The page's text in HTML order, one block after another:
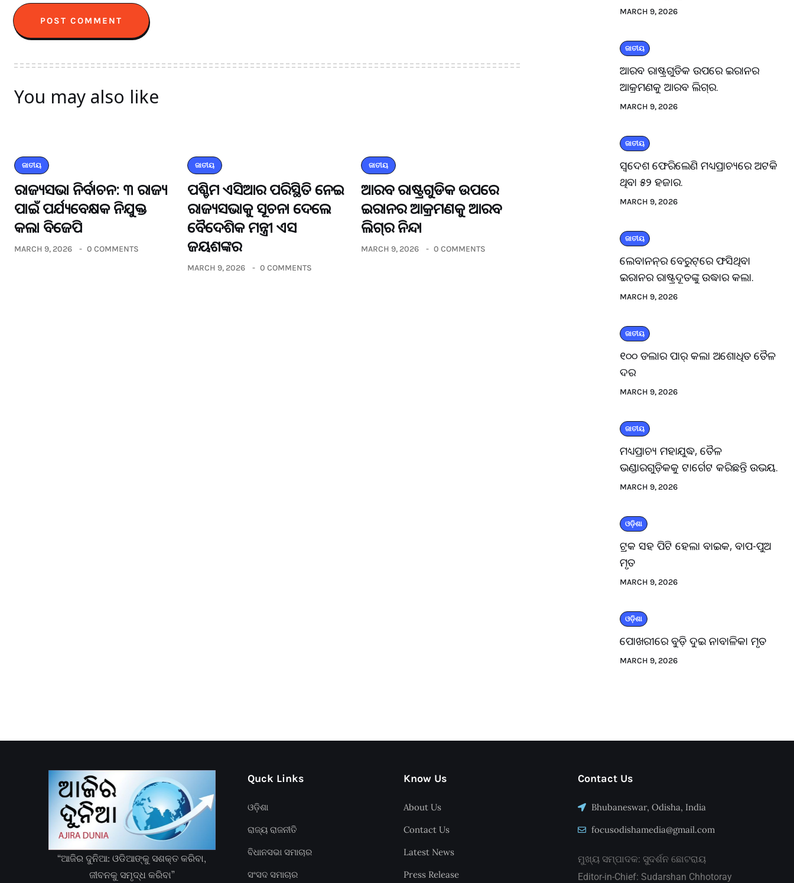
You may also like
ଜାତୀୟ
ରାଜ୍ୟସଭା ନିର୍ବାଚନ: ୩ ରାଜ୍ୟ
ପାଇଁ ପର୍ଯ୍ୟବେକ୍ଷକ ନିଯୁକ୍ତ
କଲା ବିଜେପି
MARCH 9, 2026 0 COMMENTS
ଜାତୀୟ
ପଶ୍ଚିମ ଏସିଆର ପରିସ୍ଥିତି ନେଇ
ରାଜ୍ୟସଭାକୁ ସୂଚନା ଦେଲେ
ବୈଦେଶିକ ମନ୍ତ୍ରୀ ଏସ
ଜୟଶଙ୍କର
MARCH 9, 2026 0 COMMENTS
ଜାତୀୟ
ଆରବ ରାଷ୍ଟ୍ରଗୁଡିକ ଉପରେ
ଇରାନର ଆକ୍ରମଣକୁ ଆରବ
ଲିଗ୍‌ର ନିନ୍ଦା
MARCH 9, 2026 0 COMMENTS
MARCH 9, 2026
ଜାତୀୟ
ଆରବ ରାଷ୍ଟ୍ରଗୁଡିକ ଉପରେ ଇରାନର
ଆକ୍ରମଣକୁ ଆରବ ଲିଗ୍‌ର.
MARCH 9, 2026
ଜାତୀୟ
ସ୍ବଦେଶ ଫେରିଲେଣି ମଧ୍ୟପ୍ରାଚ୍ୟରେ ଅଟକି
ଥିବା ୫୨ ହଜାର.
MARCH 9, 2026
ଜାତୀୟ
ଲେବାନନ୍‌ର ବେରୁଟ୍‌ରେ ଫସିଥିବା
ଇରାନର ରାଷ୍ଟ୍ରଦୂତଙ୍କୁ ଉଦ୍ଧାର କଲା.
MARCH 9, 2026
ଜାତୀୟ
୧୦୦ ଡଲାର ପାର୍ କଲା ଅଶୋଧିତ ତୈଳ
ଦର
MARCH 9, 2026
ଜାତୀୟ
ମଧ୍ୟପ୍ରାଚ୍ୟ ମହାଯୁଦ୍ଧ, ତୈଳ
ଭଣ୍ଡାରଗୁଡ଼ିକକୁ ଟାର୍ଗେଟ କରିଛନ୍ତି ଉଭୟ.
MARCH 9, 2026
ଓଡ଼ିଶା
ଟ୍ରକ ସହ ପିଟି ହେଲା ବାଇକ, ବାପ-ପୁଅ
ମୃତ
MARCH 9, 2026
ଓଡ଼ିଶା
ପୋଖରୀରେ ବୁଡ଼ି ଦୁଇ ନାବାଳିକା ମୃତ
MARCH 9, 2026
“ଆଜିର ଦୁନିଆ: ଓଡିଆଙ୍କୁ ସଶକ୍ତ କରିବା,
ଜୀବନକୁ ସମୃଦ୍ଧ କରିବା”
Quck Links
ଓଡ଼ିଶା
ରାଜ୍ୟ ରାଜନୀତି
ବିଧାନସଭା ସମାଚାର
ସଂସଦ ସମାଚାର
Know Us
About Us
Contact Us
Latest News
Press Release
Contact Us
Bhubaneswar, Odisha, India
focusodishamedia@gmail.com
ମୁଖ୍ୟ ସମ୍ପାଦକ: ସୁଦର୍ଶନ ଛୋଟରାୟ
Editor-in-Chief: Sudarshan Chhotoray